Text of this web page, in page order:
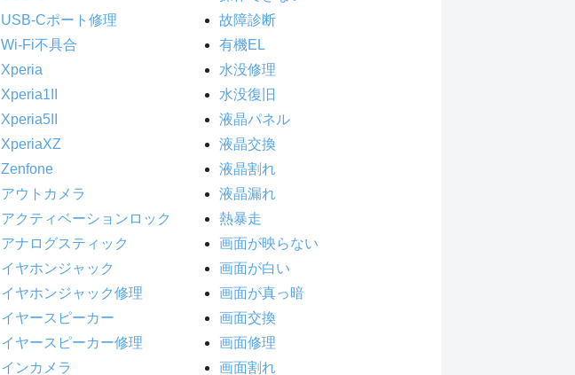
USB-Cポート修理
Wi-Fi不具合
Xperia
Xperia1II
Xperia5II
XperiaXZ
Zenfone
アウトカメラ
アクティベーションロック
アナログスティック
イヤホンジャック
イヤホンジャック修理
イヤースピーカー
イヤースピーカー修理
インカメラ
故障診断
有機EL
水没修理
水没復旧
液晶パネル
液晶交換
液晶割れ
液晶漏れ
熱暴走
画面が映らない
画面が白い
画面が真っ暗
画面交換
画面修理
画面割れ